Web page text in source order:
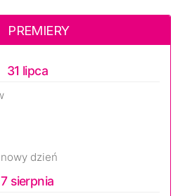
PREMIERY
31 lipca
dzień
7 sierpnia